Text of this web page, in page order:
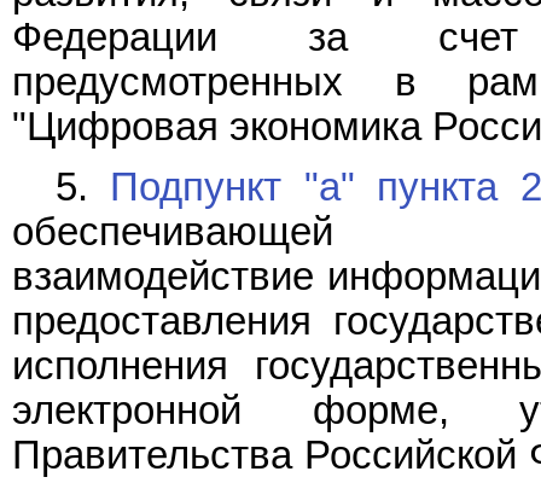
Федерации за счет
предусмотренных в
"Цифровая экономика
5. Подпункт "а" пункта 2
обеспечивающей
взаимодействие
предоставления
исполнения
электронной форме,
Правительства